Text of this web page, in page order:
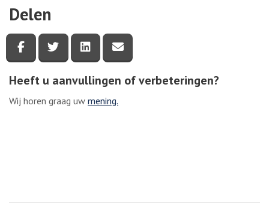
Delen
Deel deze pagina via Facebook
Deel deze pagina via Twitter
Deel deze pagina via LinkedIn
Heeft u aanvullingen of verbeteringen?
Wij horen graag uw mening.